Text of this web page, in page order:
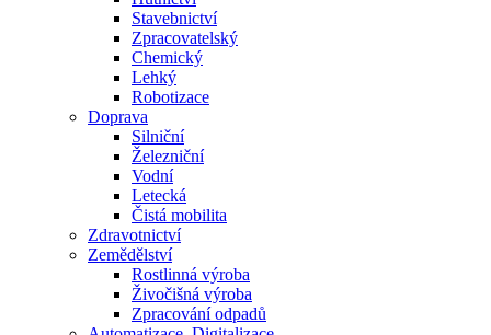
Stavebnictví
Zpracovatelský
Chemický
Lehký
Robotizace
Doprava
Silniční
Železniční
Vodní
Letecká
Čistá mobilita
Zdravotnictví
Zemědělství
Rostlinná výroba
Živočišná výroba
Zpracování odpadů